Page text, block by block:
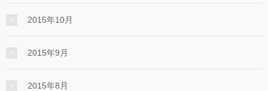
2015年10月
2015年9月
2015年8月